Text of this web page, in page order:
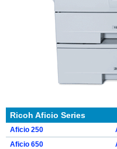
Ricoh Aficio Series
Aficio 250
Aficio 650